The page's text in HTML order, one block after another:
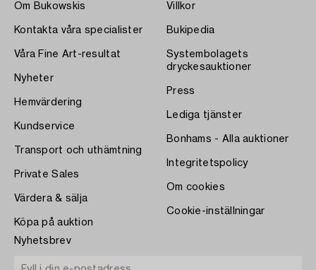
Om Bukowskis
Kontakta våra specialister
Våra Fine Art-resultat
Nyheter
Hemvärdering
Kundservice
Transport och uthämtning
Private Sales
Värdera & sälja
Köpa på auktion
Villkor
Bukipedia
Systembolagets
dryckesauktioner
Press
Lediga tjänster
Bonhams - Alla auktioner
Integritetspolicy
Om cookies
Cookie-inställningar
Nyhetsbrev